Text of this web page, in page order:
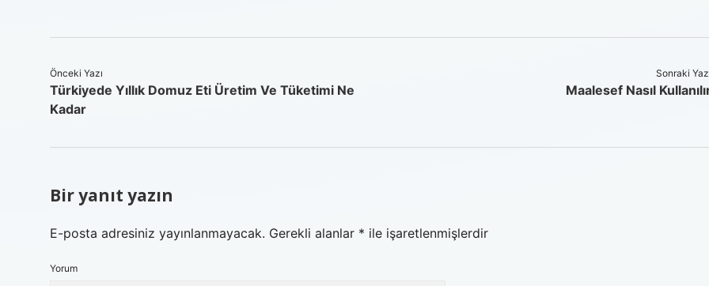
Önceki Yazı
Türkiyede Yıllık Domuz Eti Üretim Ve Tüketimi Ne
Kadar
Sonraki
Maalesef Nasıl
Bir yanıt yazın
E-posta adresiniz yayınlanmayacak. Gerekli alanlar * ile işaretlenmişlerdir
Yorum